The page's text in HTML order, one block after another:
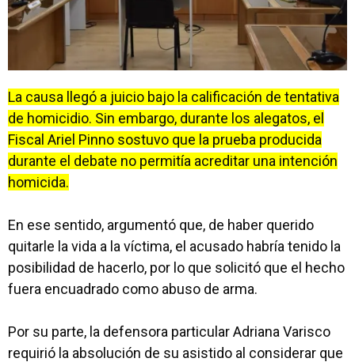
La causa llegó a juicio bajo la calificación de tentativa
de homicidio. Sin embargo, durante los alegatos, el
Fiscal Ariel Pinno sostuvo que la prueba producida
durante el debate no permitía acreditar una intención
homicida.
En ese sentido, argumentó que, de haber querido
quitarle la vida a la víctima, el acusado habría tenido la
posibilidad de hacerlo, por lo que solicitó que el hecho
fuera encuadrado como abuso de arma.
Por su parte, la defensora particular Adriana Varisco
requirió la absolución de su asistido al considerar que